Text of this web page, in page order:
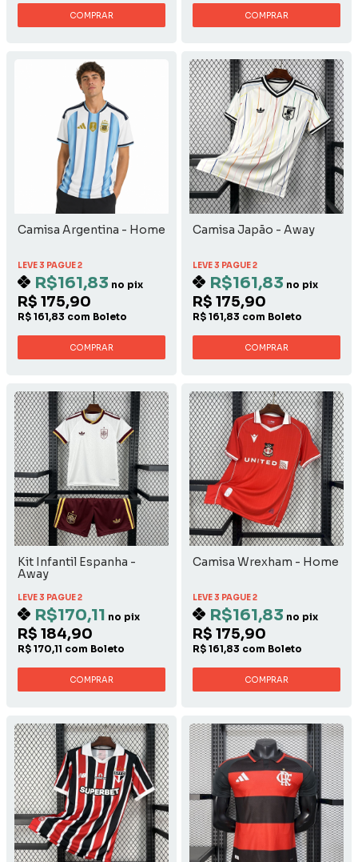
COMPRAR COMPRAR
Camisa Argentina - Home
LEVE 3 PAGUE 2
R$161,83 no pix
R$ 175,90
R$ 161,83 com Boleto
COMPRAR
Camisa Japão - Away
LEVE 3 PAGUE 2
R$161,83 no pix
R$ 175,90
R$ 161,83 com Boleto
COMPRAR
Kit Infantil Espanha -
Away
LEVE 3 PAGUE 2
R$170,11 no pix
R$ 184,90
R$ 170,11 com Boleto
COMPRAR
Camisa Wrexham - Home
LEVE 3 PAGUE 2
R$161,83 no pix
R$ 175,90
R$ 161,83 com Boleto
COMPRAR